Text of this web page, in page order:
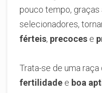
pouco tempo, graças
selecionadores,
férteis, precoces e
Trata-se de uma raça
fertilidade e boa